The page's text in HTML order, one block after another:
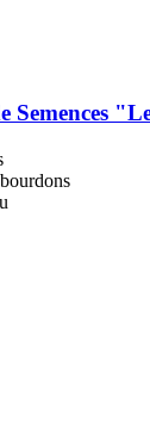
Semences